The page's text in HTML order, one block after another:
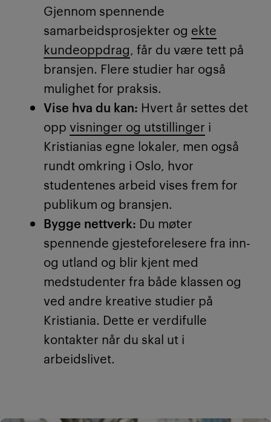
Gjennom spennende
samarbeidsprosjekter og ekte
kundeoppdrag, får du være tett på
bransjen. Flere studier har også
mulighet for praksis.
Vise hva du kan: Hvert år settes det
opp visninger og utstillinger i
Kristianias egne lokaler, men også
rundt omkring i Oslo, hvor
studentenes arbeid vises frem for
publikum og bransjen.
Bygge nettverk: Du møter
spennende gjesteforelesere fra inn-
og utland og blir kjent med
medstudenter fra både klassen og
ved andre kreative studier på
Kristiania. Dette er verdifulle
kontakter når du skal ut i
arbeidslivet.